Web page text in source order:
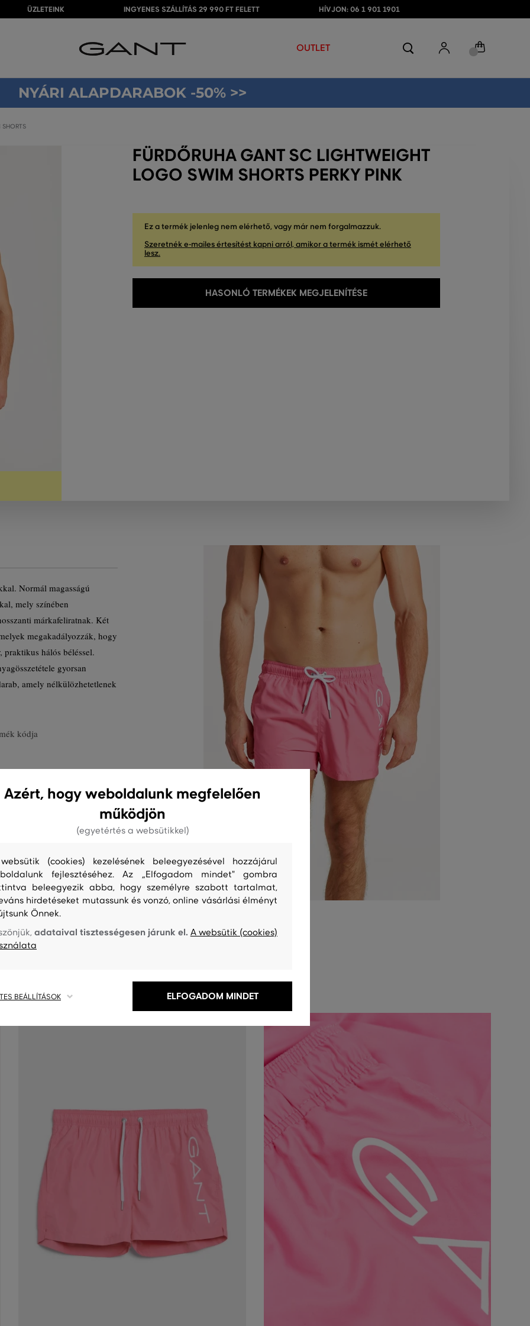
ÜZLETEINK INGYENES SZÁLLÍTÁS 29 990 FT FELETT HÍVJON: 06 1 901 1901
OUTLET
NYÁRI ALAPDARABOK -50% >>
FÜRDŐRUHA GANT SC LIGHTWEIGHT
LOGO SWIM SHORTS PERKY PINK
Ez a termék jelenleg nem elérhető, vagy már nem forgalmazzuk.
Szeretnék e-mailes értesítést kapni arról, amikor a termék ismét elérhető
lesz.
HASONLÓ TERMÉKEK MEGJELENÍTÉSE
Normál magasságú
mely színében
márkafeliratnak. Két
megakadályozzák, hogy
hálós béléssel.
gyorsan
amely nélkülözhetetlenek
kódja
TISZTÍTÁS
Azért, hogy weboldalunk megfelelően
működjön
(egyetértés a websütikkel)
(cookies) kezelésének beleegyezésével hozzájárul
fejlesztéséhez. Az „Elfogadom mindet" gombra
beleegyezik abba, hogy személyre szabott tartalmat,
hirdetéseket mutassunk és vonzó, online vásárlási élményt
Önnek.
adataival tisztességesen járunk el. A websütik (cookies)
BEÁLLÍTÁSOK ELFOGADOM MINDET